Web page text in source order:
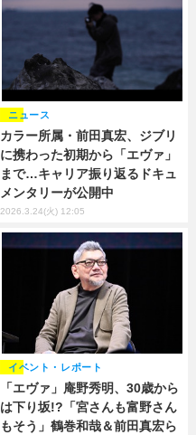
カラー所属・前田真宏、ジブリ
に携わった初期から「エヴァ」
まで…キャリア振り返るドキュ
メンタリーが公開中
ニュース
2026.3.24(火) 12:05
「エヴァ」庵野秀明、30歳から
は下り坂!?「宮さんも富野さん
もそう」鶴巻和哉＆前田真宏ら
イベント・レポート